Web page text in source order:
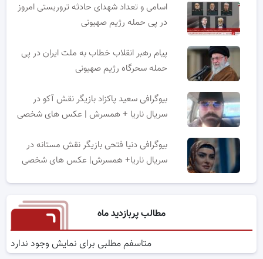
اسامی و تعداد شهدای حادثه تروریستی امروز
در پی حمله رژیم صهیونی
پیام رهبر انقلاب خطاب به ملت ایران در پی
حمله سحرگاه رژیم صهیونی
بیوگرافی سعید پاکزاد بازیگر نقش آکو در
سریال ناریا + همسرش | عکس های شخصی
بیوگرافی دنیا فتحی بازیگر نقش مستانه در
سریال ناریا+ همسرش| عکس های شخصی
مطالب پربازدید ماه
متاسفم مطلبی برای نمایش وجود ندارد